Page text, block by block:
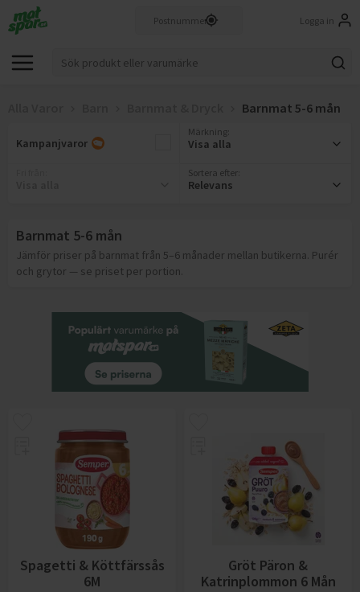
Logga in
Barnmat 5-6 mån
Kampanjvaror
Märkning
Visa alla
Sortera efter:
Relevans
Barnmat 5-6 mån
Jämför priser på barnmat från 5–6 månader mellan butikerna. Purér
och grytor — se priset per portion.
Spagetti & Köttfärssås
6M
Gröt Päron &
Katrinplommon 6 Mån